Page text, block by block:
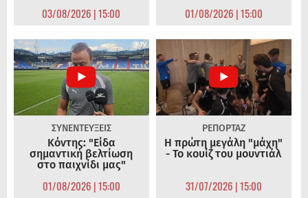
03/08/2026 | 15:00 01/08/2026 | 15:00
ΣΥΝΕΝΤΕΥΞΕΙΣ
Κόντης: "Είδα
σημαντική βελτίωση
στο παιχνίδι μας"
01/08/2026 | 15:00
ΡΕΠΟΡΤΑΖ
Η πρώτη μεγάλη "μάχη"
- Το κουίζ του μουντιάλ
31/07/2026 | 15:00